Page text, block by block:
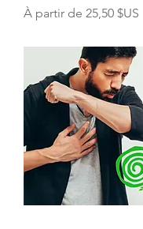
À partir de 25,50 $US
Prix promotionnel